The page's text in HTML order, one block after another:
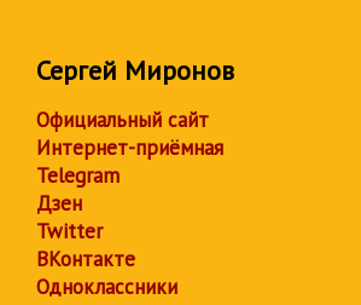
Сергей Миронов
Официальный сайт
Интернет-приёмная
Telegram
Дзен
Twitter
ВКонтакте
Одноклассники